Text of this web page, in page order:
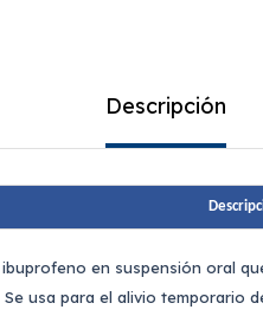
Descripción
en suspensión oral
usa para el alivio temporario